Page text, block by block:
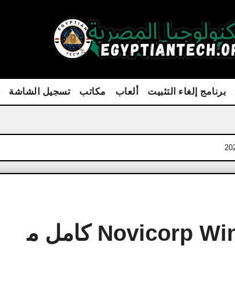
برنامج إلغاء التثبيت ألعاب مكاتب تسجيل الشاشة
برنامج Novicorp Wintoflash Professional كامل م